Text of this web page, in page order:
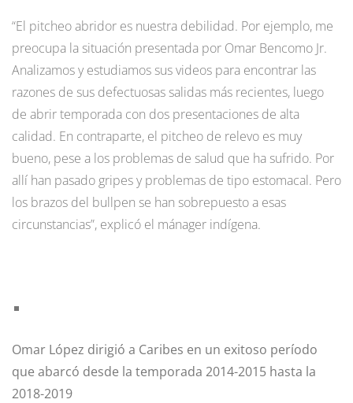
“El pitcheo abridor es nuestra debilidad. Por ejemplo, me
preocupa la situación presentada por Omar Bencomo Jr.
Analizamos y estudiamos sus videos para encontrar las
razones de sus defectuosas salidas más recientes, luego
de abrir temporada con dos presentaciones de alta
calidad. En contraparte, el pitcheo de relevo es muy
bueno, pese a los problemas de salud que ha sufrido. Por
allí han pasado gripes y problemas de tipo estomacal. Pero
los brazos del bullpen se han sobrepuesto a esas
circunstancias”, explicó el mánager indígena.
Omar López dirigió a Caribes en un exitoso período
que abarcó desde la temporada 2014-2015 hasta la
2018-2019